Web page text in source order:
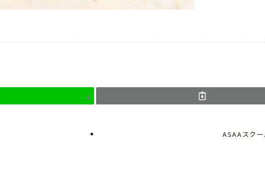
ASAAスクー